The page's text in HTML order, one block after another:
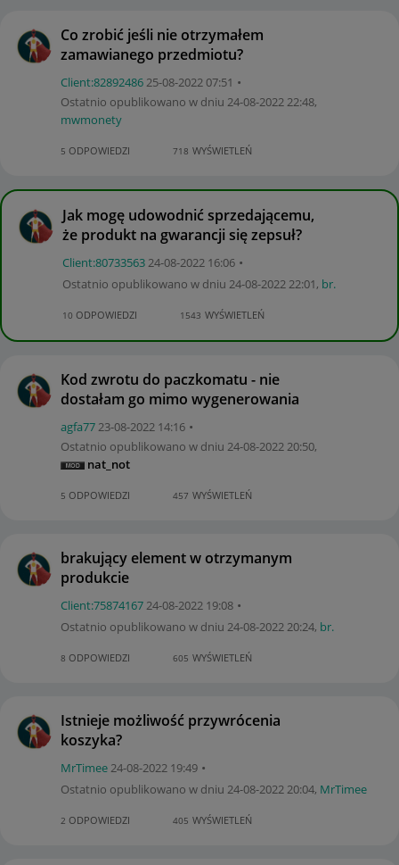
Co zrobić jeśli nie otrzymałem
zamawianego przedmiotu?
Client:82892486‎25-08-202207:51
Ostatnio opublikowano w dniu ‎24-08-202222:48,
mwmonety
5 ODPOWIEDZI 718 WYŚWIETLEŃ
Jak mogę udowodnić sprzedającemu,
że produkt na gwarancji się zepsuł?
Client:80733563‎24-08-2022 16:06
Ostatnio opublikowano w dniu ‎24-08-202222:01, br.
10 ODPOWIEDZI 1543 WYŚWIETLEŃ
Kod zwrotu do paczkomatu - nie
dostałam go mimo wygenerowania
agfa77‎23-08-2022 14:16
Ostatnio opublikowano w dniu ‎24-08-202220:50,
nat_not
5 ODPOWIEDZI 457 WYŚWIETLEŃ
brakujący element w otrzymanym
produkcie
Client:75874167‎24-08-2022 19:08
Ostatnio opublikowano w dniu ‎24-08-202220:24, br.
8 ODPOWIEDZI 605 WYŚWIETLEŃ
Istnieje możliwość przywrócenia
koszyka?
MrTimee‎24-08-2022 19:49
Ostatnio opublikowano w dniu ‎24-08-202220:04, MrTimee
2 ODPOWIEDZI 405 WYŚWIETLEŃ